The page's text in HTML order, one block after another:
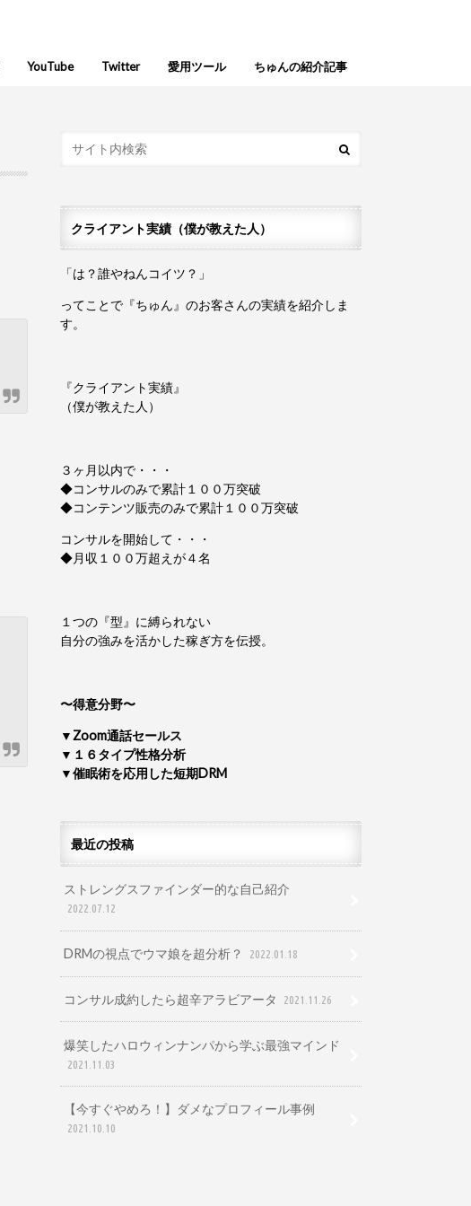
YouTube Twitter 愛用ツール ちゅんの紹介記事
クライアント実績（僕が教えた人）
「は？誰やねんコイツ？」
ってことで『ちゅん』のお客さんの実績を紹介しま
す。
『クライアント実績』
（僕が教えた人）
３ヶ月以内で・・・
◆コンサルのみで累計１００万突破
◆コンテンツ販売のみで累計１００万突破
コンサルを開始して・・・
◆月収１００万超えが４名
１つの『型』に縛られない
自分の強みを活かした稼ぎ方を伝授。
〜得意分野〜
▼Zoom通話セールス
▼１６タイプ性格分析
▼催眠術を応用した短期DRM
最近の投稿
ストレングスファインダー的な自己紹介
2022.07.12
DRMの視点でウマ娘を超分析？ 2022.01.18
コンサル成約したら超辛アラビアータ 2021.11.26
爆笑したハロウィンナンパから学ぶ最強マインド
2021.11.03
【今すぐやめろ！】ダメなプロフィール事例
2021.10.10